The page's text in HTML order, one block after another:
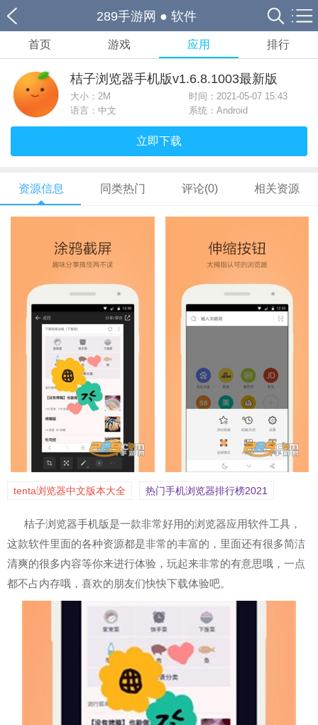
289手游网 ● 软件
首页 游戏 应用 排行
桔子浏览器手机版v1.6.8.1003最新版
大小： 2M
时间：2021-05-07 15:43
语言：中文
系统：Android
立即下载
资源信息 同类热门 评论(0) 相关资源
tenta浏览器中文版本大全 热门手机浏览器排行榜2021
桔子浏览器手机版是一款非常好用的浏览器应用软件工具，
这款软件里面的各种资源都是非常的丰富的，里面还有很多简洁
清爽的很多内容等你来进行体验，玩起来非常的有意思哦，一点
都不占内存哦，喜欢的朋友们快快下载体验吧。